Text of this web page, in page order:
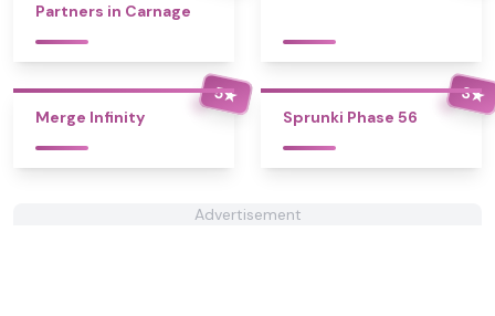
Partners in Carnage
5★
Merge Infinity
3★
Sprunki Phase 56
Advertisement